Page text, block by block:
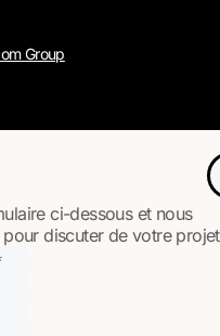
Group
ci-dessous et nous
discuter de votre